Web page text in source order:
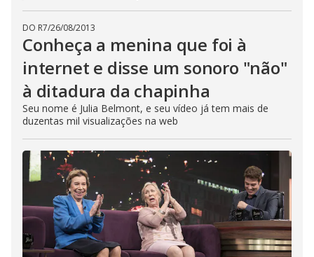
DO R7/26/08/2013
Conheça a menina que foi à
internet e disse um sonoro "não"
à ditadura da chapinha
Seu nome é Julia Belmont, e seu vídeo já tem mais de
duzentas mil visualizações na web